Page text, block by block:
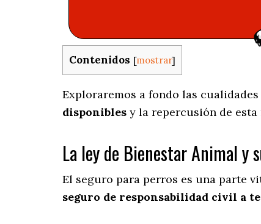
Contenidos [mostrar]
Exploraremos a fondo las
disponibles y la repercusión de esta
La ley de Bienestar Animal y
El seguro para perros es una parte
seguro de responsabilidad civil a